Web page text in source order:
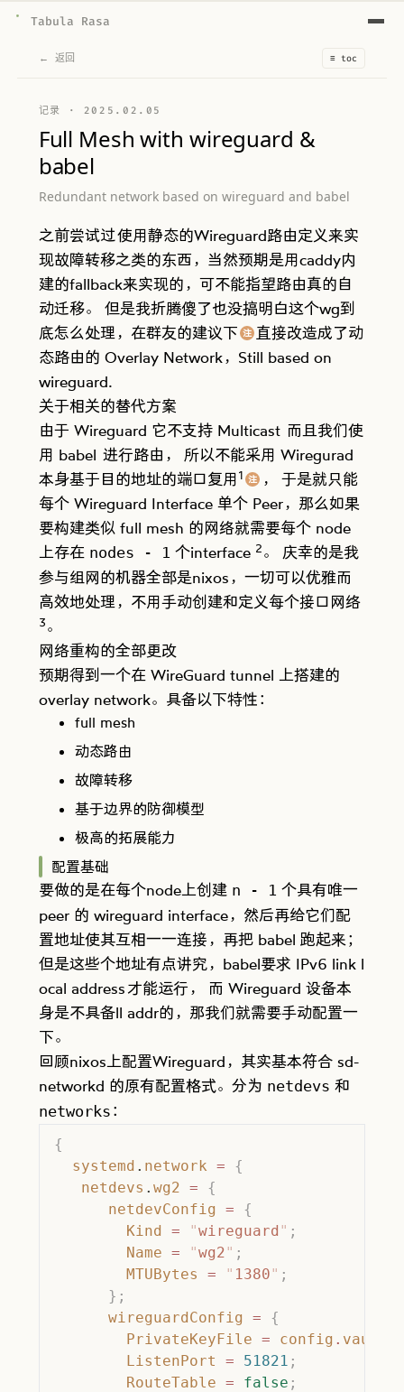
Tabula Rasa
← 返回 ≡ toc
记录 · 2025.02.05
Full Mesh with wireguard &
babel
Redundant network based on wireguard and babel
之前尝试过使用静态的Wireguard路由定义来实
现故障转移之类的东西，当然预期是用caddy内
建的fallback来实现的，可不能指望路由真的自
动迁移。 但是我折腾傻了也没搞明白这个wg到
底怎么处理，在群友的建议下 注
comment
直接改造成了动
态路由的 Overlay Network，Still based on
wireguard.
关于相关的替代方案
由于 Wireguard 它不支持 Multicast 而且我们使
用 babel 进行路由， 所以不能采用 Wiregurad
本身基于目的地址的端口复用1 注
comment
， 于是就只能
每个 Wireguard Interface 单个 Peer，那么如果
要构建类似 full mesh 的网络就需要每个 node
上存在 nodes - 1 个interface 2。 庆幸的是我
参与组网的机器全部是nixos，一切可以优雅而
高效地处理，不用手动创建和定义每个接口网络
3。
网络重构的全部更改
预期得到一个在 WireGuard tunnel 上搭建的
overlay network。具备以下特性：
full mesh
动态路由
故障转移
基于边界的防御模型
极高的拓展能力
配置基础
要做的是在每个node上创建 n - 1 个具有唯一
peer 的 wireguard interface，然后再给它们配
置地址使其互相一一连接，再把 babel 跑起来；
但是这些个地址有点讲究，babel要求 IPv6 link l
ocal address才能运行， 而 Wireguard 设备本
身是不具备ll addr的，那我们就需要手动配置一
下。
回顾nixos上配置Wireguard，其实基本符合 sd-
networkd 的原有配置格式。分为 netdevs 和
networks ：
{
  systemd
. network = {
   netdevs
. wg2 = {
      netdevConfig
= {
        Kind
= "wireguard " ;
        Name
= "wg2" ;
        MTUBytes
= " 1380" ;
      };
      wireguardConfig
= {
        PrivateKeyFile
= config .
        ListenPort
= 51821 ;
        RouteTable
= false ;